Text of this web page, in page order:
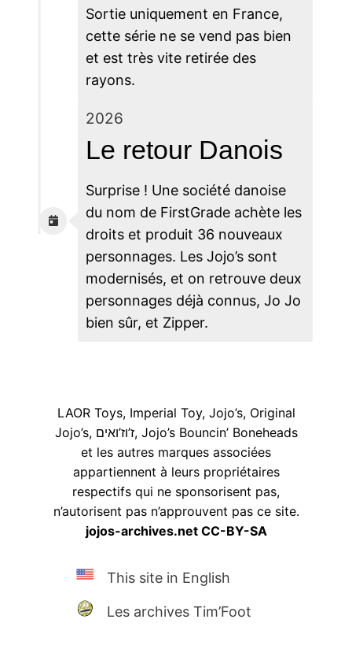
Sortie uniquement en France,
cette série ne se vend pas bien
et est très vite retirée des
rayons.
2026
Le retour Danois
Surprise ! Une société danoise
du nom de FirstGrade achète les
droits et produit 36 nouveaux
personnages. Les Jojo’s sont
modernisés, et on retrouve deux
personnages déjà connus, Jo Jo
bien sûr, et Zipper.
LAOR Toys, Imperial Toy, Jojo’s, Original
Jojo’s, ז’וז’ואים, Jojo’s Bouncin’ Boneheads
et les autres marques associées
appartiennent à leurs propriétaires
respectifs qui ne sponsorisent pas,
n’autorisent pas n’approuvent pas ce site.
jojos-archives.net CC-BY-SA
This site in English
Les archives Tim’Foot